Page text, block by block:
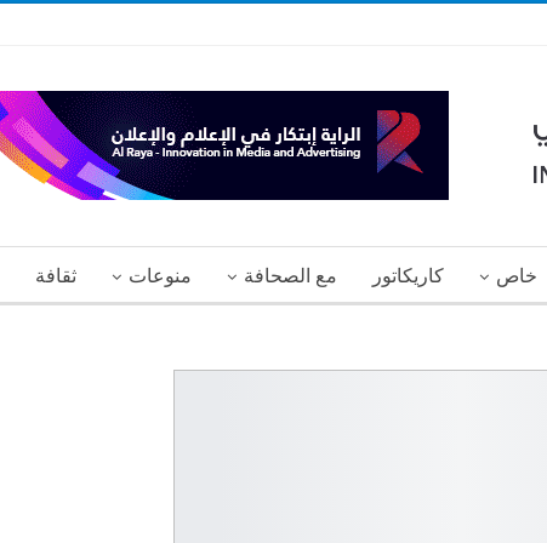
خاص كاريكاتور مع الصحافة منوعات ثقافة